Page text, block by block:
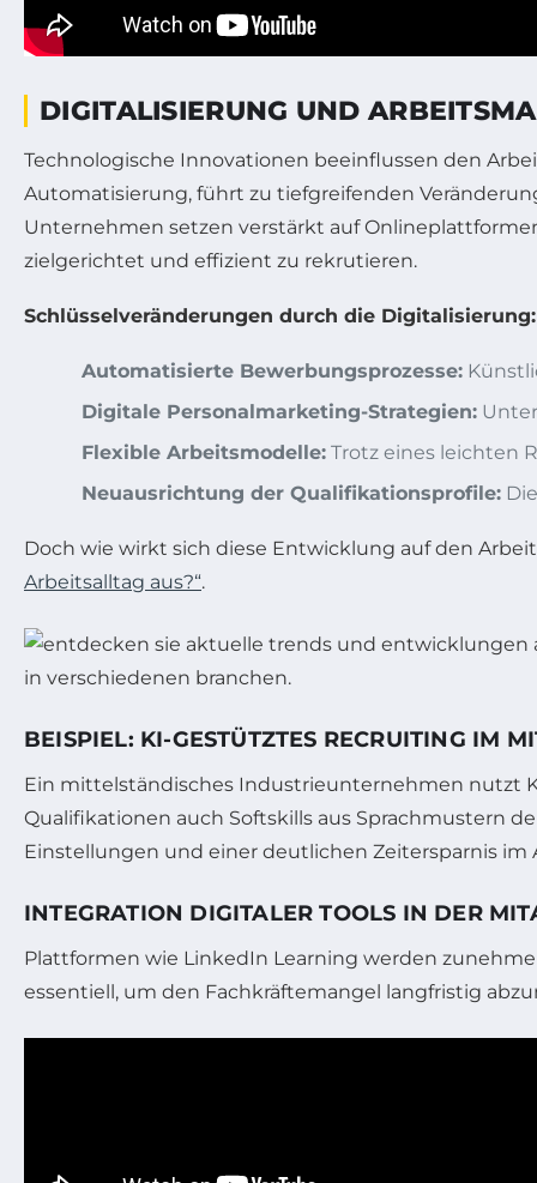
DIGITALISIERUNG UND
Technologische Innovationen beeinflussen den
Automatisierung, führt zu tiefgreifenden
Unternehmen setzen verstärkt auf
zielgerichtet und effizient zu rekrutieren.
Schlüsselveränderungen durch die Digitalisierung:
Automatisierte Bewerbungsprozesse:
Digitale Personalmarketing-Strategien:
Flexible Arbeitsmodelle: Trotz eines leichten
Neuausrichtung der Qualifikationsprofile:
Doch wie wirkt sich diese Entwicklung auf den
Arbeitsalltag aus?“.
BEISPIEL: KI-GESTÜTZTES RECRUITING IM
Ein mittelständisches Industrieunternehmen nutzt
Qualifikationen auch Softskills aus Sprachmustern
Einstellungen und einer deutlichen Zeitersparnis im
INTEGRATION DIGITALER TOOLS IN DER
Plattformen wie LinkedIn Learning werden
essentiell, um den Fachkräftemangel langfristig